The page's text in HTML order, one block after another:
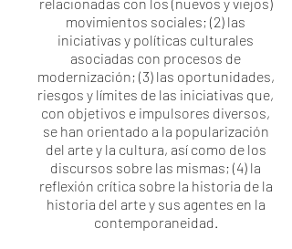
movimientos sociales; (2) las
iniciativas y políticas culturales
asociadas con procesos de
modernización; (3) las oportunidades,
riesgos y límites de las iniciativas que,
con objetivos e impulsores diversos,
se han orientado a la popularización
del arte y la cultura, así como de los
discursos sobre las mismas; (4) la
reflexión crítica sobre la historia de la
historia del arte y sus agentes en la
contemporaneidad.